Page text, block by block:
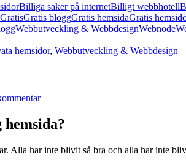
Billiga saker på internetBilligt webbhotell
GratisGratis bloggGratis hemsidaGratis
Webbutveckling & WebbdesignWebnode
hemsidor, Webbutveckling & Webbdesign
Alla har inte blivit så bra och alla har inte